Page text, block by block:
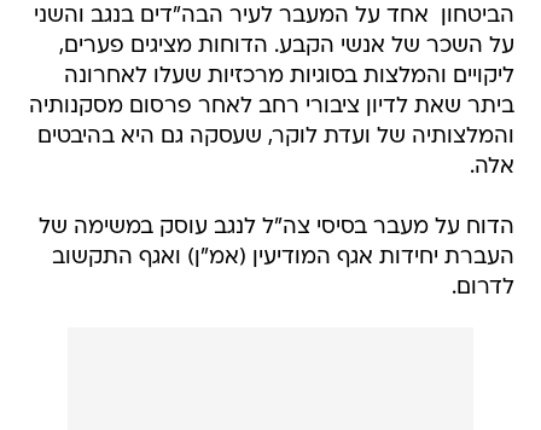
הביטחון  אחד על המעבר לעיר הבה"דים בנגב והשני
על השכר של אנשי הקבע. הדוחות מציגים פערים,
ליקויים והמלצות בסוגיות מרכזיות שעלו לאחרונה
ביתר שאת לדיון ציבורי רחב לאחר פרסום מסקנותיה
והמלצותיה של ועדת לוקר, שעסקה גם היא בהיבטים
אלה.
הדוח על מעבר בסיסי צה"ל לנגב עוסק במשימה של
העברת יחידות אגף המודיעין (אמ"ן) ואגף התקשוב
לדרום.